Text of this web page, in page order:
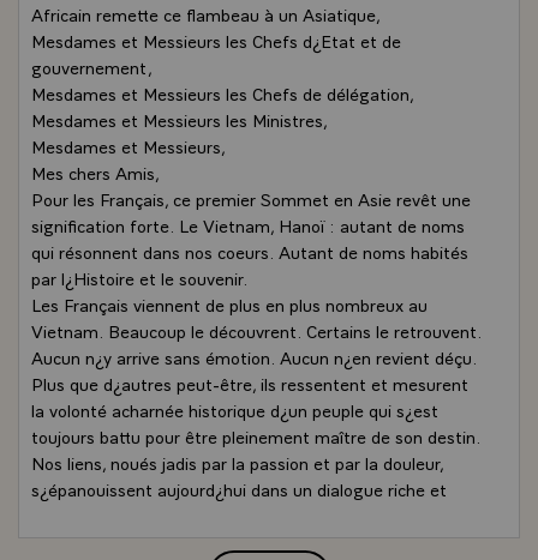
Africain remette ce flambeau à un Asiatique,
Mesdames et Messieurs les Chefs d¿Etat et de
gouvernement,
Mesdames et Messieurs les Chefs de délégation,
Mesdames et Messieurs les Ministres,
Mesdames et Messieurs,
Mes chers Amis,
Pour les Français, ce premier Sommet en Asie revêt une
signification forte. Le Vietnam, Hanoï : autant de noms
qui résonnent dans nos coeurs. Autant de noms habités
par l¿Histoire et le souvenir.
Les Français viennent de plus en plus nombreux au
Vietnam. Beaucoup le découvrent. Certains le retrouvent.
Aucun n¿y arrive sans émotion. Aucun n¿en revient déçu.
Plus que d¿autres peut-être, ils ressentent et mesurent
la volonté acharnée historique d¿un peuple qui s¿est
toujours battu pour être pleinement maître de son destin.
Nos liens, noués jadis par la passion et par la douleur,
s¿épanouissent aujourd¿hui dans un dialogue riche et